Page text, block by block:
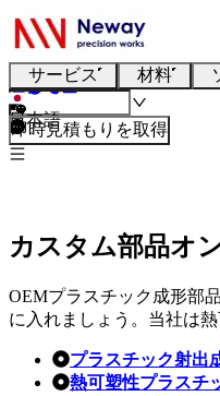
サービス 材料
日本語
即時見積もりを取得
カスタム部品オ
OEMプラスチック成形部
に入れましょう。当社は
プラスチック射出
熱可塑性プラスチ